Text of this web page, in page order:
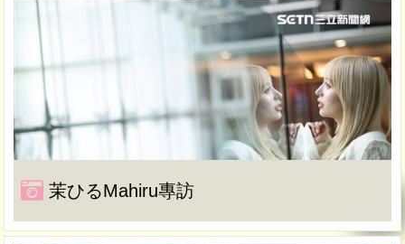
茉ひるMahiru專訪